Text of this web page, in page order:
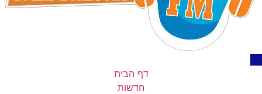
דף הבית
חדשות